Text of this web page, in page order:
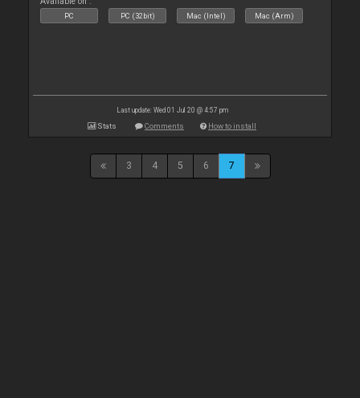
PC PC (32bit) Mac (Intel) Mac (Arm)
Last update: Wed 01 Jul 20 @ 4:57 pm
Stats Comments How to install
3 4 5 6 7